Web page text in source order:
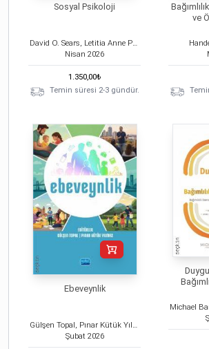
Sosyal Psikoloji
David O. Sears, Letitia Anne Peplau, Shelley E. Taylor
Nisan 2026
1.350,00₺
Temin süresi 2-3 gündür.
ve
Ebeveynlik
Gülşen Topal, Pınar Kütük Yılmaz
Şubat 2026